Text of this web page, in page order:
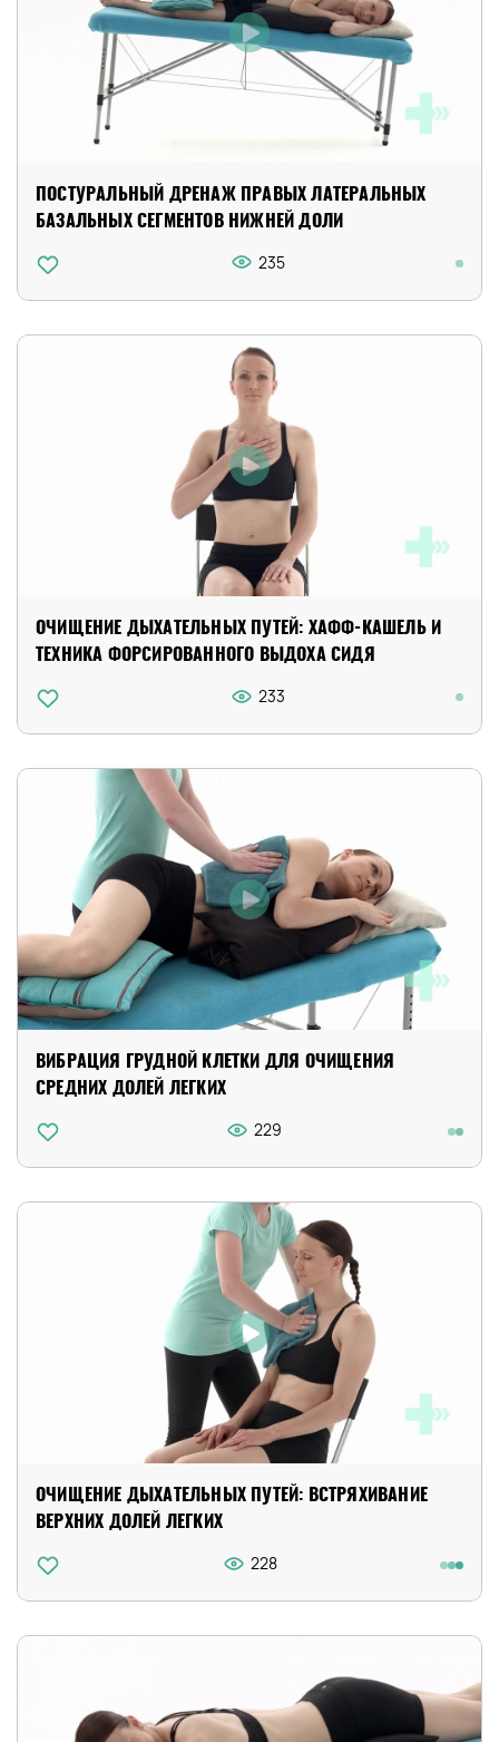
ПОСТУРАЛЬНЫЙ ДРЕНАЖ ПРАВЫХ ЛАТЕРАЛЬНЫХ
БАЗАЛЬНЫХ СЕГМЕНТОВ НИЖНЕЙ ДОЛИ
235
ОЧИЩЕНИЕ ДЫХАТЕЛЬНЫХ ПУТЕЙ: ХАФФ-КАШЕЛЬ И
ТЕХНИКА ФОРСИРОВАННОГО ВЫДОХА СИДЯ
233
ВИБРАЦИЯ ГРУДНОЙ КЛЕТКИ ДЛЯ ОЧИЩЕНИЯ
СРЕДНИХ ДОЛЕЙ ЛЕГКИХ
229
ОЧИЩЕНИЕ ДЫХАТЕЛЬНЫХ ПУТЕЙ: ВСТРЯХИВАНИЕ
ВЕРХНИХ ДОЛЕЙ ЛЕГКИХ
228